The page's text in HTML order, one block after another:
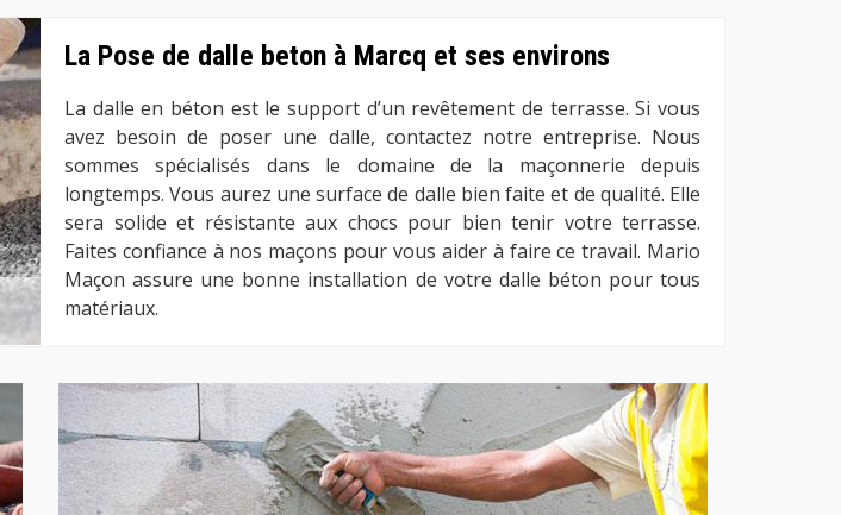
La Pose de dalle beton à Marcq et ses environs
La dalle en béton est le support d’un revêtement de terrasse. Si vous
avez besoin de poser une dalle, contactez notre entreprise. Nous
sommes spécialisés dans le domaine de la maçonnerie depuis
longtemps. Vous aurez une surface de dalle bien faite et de qualité. Elle
sera solide et résistante aux chocs pour bien tenir votre terrasse.
Faites confiance à nos maçons pour vous aider à faire ce travail. Mario
Maçon assure une bonne installation de votre dalle béton pour tous
matériaux.